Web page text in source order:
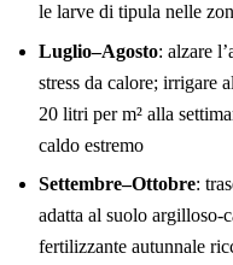
le larve di tipula nelle
Luglio–Agosto: alzare
stress da calore; irrigare
20 litri per m² alla
caldo estremo
Settembre–Ottobre:
adatta al suolo argilloso-
fertilizzante autunnale